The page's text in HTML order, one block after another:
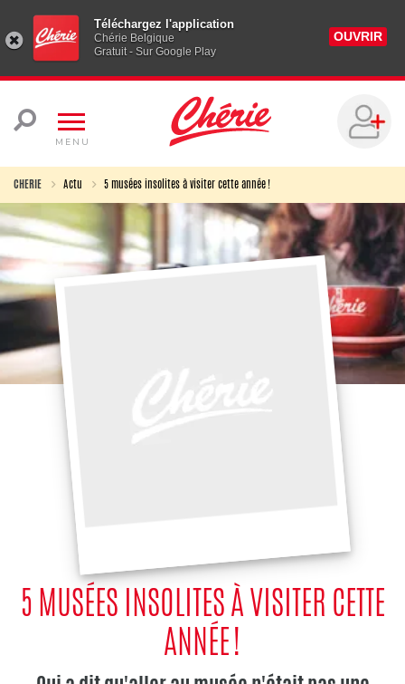
Téléchargez l'application
Chérie Belgique
Gratuit - Sur Google Play
OUVRIR
MENU
CHERIE Actu 5 musées insolites à visiter cette année !
5 MUSÉES INSOLITES À VISITER CETTE
ANNÉE !